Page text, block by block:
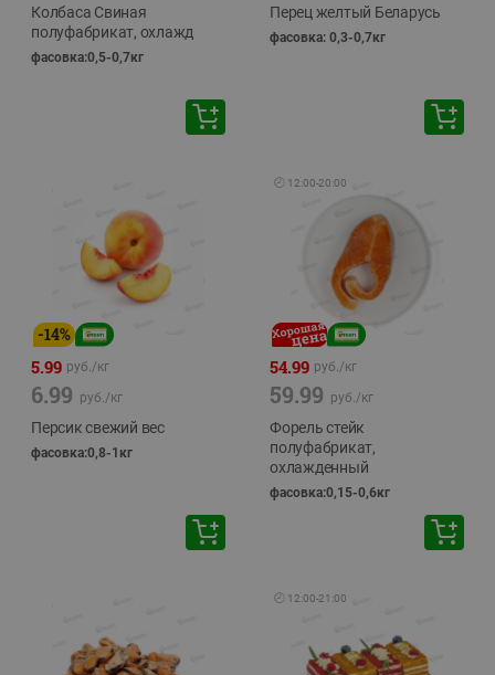
Колбаса Свиная
полуфабрикат, охлажд
фасовка:0,5-0,7кг
Перец желтый Беларусь
фасовка: 0,3-0,7кг
-14%
5.99 руб./кг
6.99 руб./кг
Персик свежий вес
фасовка:0,8-1кг
🕘 12:00-20:00
54.99 руб./кг
59.99 руб./кг
Форель стейк
полуфабрикат,
охлажденный
фасовка:0,15-0,6кг
🕘 12:00-21:00